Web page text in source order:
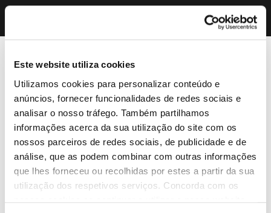
Este website utiliza cookies
Utilizamos cookies para personalizar conteúdo e
anúncios, fornecer funcionalidades de redes sociais e
analisar o nosso tráfego. Também partilhamos
informações acerca da sua utilização do site com os
nossos parceiros de redes sociais, de publicidade e de
análise, que as podem combinar com outras informações
que lhes forneceu ou recolhidas por estes a partir da sua
utilização dos respetivos serviços. Concorda com os